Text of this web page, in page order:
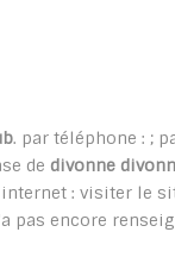
. par téléphone : ;
de divonne
: visiter le
pas encore